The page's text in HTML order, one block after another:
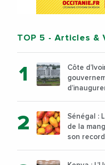
TOP 5 - Articles &
Côte
Sénégal :
de la
son